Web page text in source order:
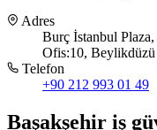
Adres
Burç İstanbul
Ofis:10, Beylikdüzü
Telefon
+90 212 993 01 49
Başakşehir iş